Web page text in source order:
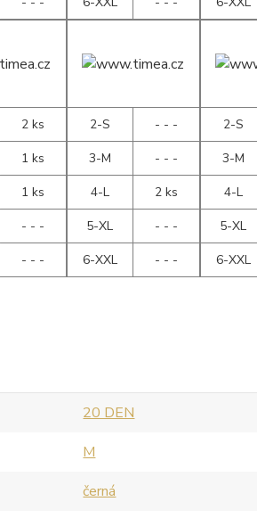
2 ks
1 ks
1 ks
- - -
- - -
2-S
- - -
3-M
- - -
4-L
2 ks
5-XL
- - -
6-XXL
- - -
2-S
3-M
4-L
5-XL
6-XXL
20 DEN
M
černá